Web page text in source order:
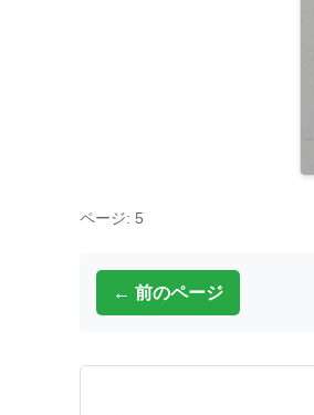
ページ: 5
← 前のページ